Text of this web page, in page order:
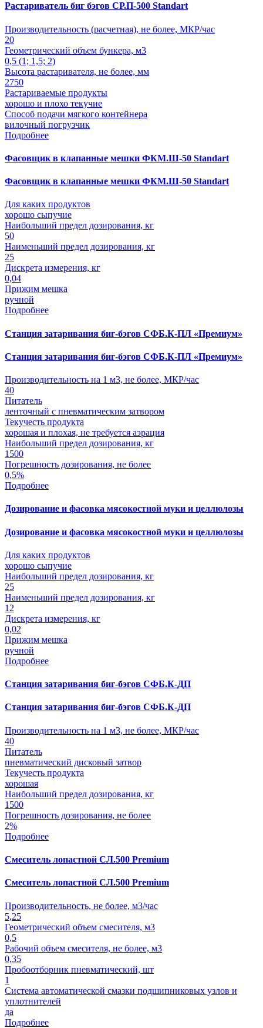
Растариватель биг бэгов СР.П-500 Standart
Производительность (расчетная), не более, МКР/час
20
Геометрический объем бункера, м3
0,5 (1; 1,5; 2)
Высота растаривателя, не более, мм
2750
Растариваемые продукты
хорошо и плохо текучие
Способ подачи мягкого контейнера
вилочный погрузчик
Подробнее
Фасовщик в клапанные мешки ФКМ.Ш-50 Standart
Фасовщик в клапанные мешки ФКМ.Ш-50 Standart
Для каких продуктов
хорошо сыпучие
Наибольший предел дозирования, кг
50
Наименьший предел дозирования, кг
25
Дискрета измерения, кг
0,04
Прижим мешка
ручной
Подробнее
Станция затаривания биг-бэгов СФБ.К-ПЛ «Премиум»
Станция затаривания биг-бэгов СФБ.К-ПЛ «Премиум»
Производительность на 1 м3, не более, МКР/час
40
Питатель
ленточный с пневматическим затвором
Текучесть продукта
хорошая и плохая, не требуется аэрация
Наибольший предел дозирования, кг
1500
Погрешность дозирования, не более
0,5%
Подробнее
Дозирование и фасовка мясокостной муки и целлюлозы
Дозирование и фасовка мясокостной муки и целлюлозы
Для каких продуктов
хорошо сыпучие
Наибольший предел дозирования, кг
25
Наименьший предел дозирования, кг
12
Дискрета измерения, кг
0,02
Прижим мешка
ручной
Подробнее
Станция затаривания биг-бэгов СФБ.К-ДП
Станция затаривания биг-бэгов СФБ.К-ДП
Производительность на 1 м3, не более, МКР/час
40
Питатель
пневматический дисковый затвор
Текучесть продукта
хорошая
Наибольший предел дозирования, кг
1500
Погрешность дозирования, не более
2%
Подробнее
Смеситель лопастной СЛ.500 Premium
Смеситель лопастной СЛ.500 Premium
Производительность, не более, м3/час
5,25
Геометрический объем смесителя, м3
0,5
Рабочий объем смесителя, не более, м3
0,35
Пробоотборник пневматический, шт
1
Система автоматической смазки подшипниковых узлов и
уплотнителей
да
Подробнее